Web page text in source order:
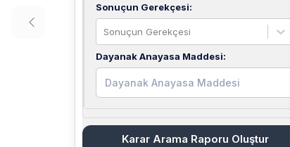
Sonuçun Gerekçesi:
Sonuçun Gerekçesi
Dayanak Anayasa Maddesi:
Karar Arama Raporu Oluştur